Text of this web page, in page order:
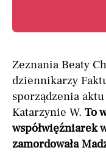
Zeznania Beaty
dziennikarzy
sporządzenia
Katarzynie W. To
współwięźniarek
zamordowała